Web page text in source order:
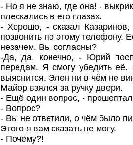
- Но я не знаю, где она! -
плескались в его глазах.
- Хорошо, - сказал
позвонить по этому телефону.
незачем. Вы согласны?
-Да, да, конечно, - Юрий
передам. Я смогу убедить
выяснится. Элен ни в чём не
Майор взялся за ручку двери.
- Ещё один вопрос, -
- Вопрос?
- Вы не ответили, о чём было
Этого я вам сказать не могу.
- Почему?!